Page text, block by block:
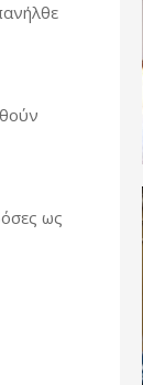
ως